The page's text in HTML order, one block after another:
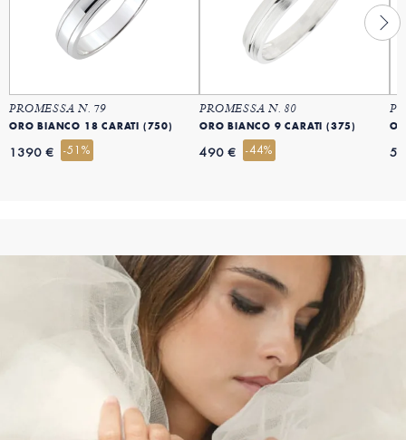
PROMESSA N. 79
ORO BIANCO 18 CARATI (750)
1390 € -51%
PROMESSA N. 80
ORO BIANCO 9 CARATI (375)
490 € -44%